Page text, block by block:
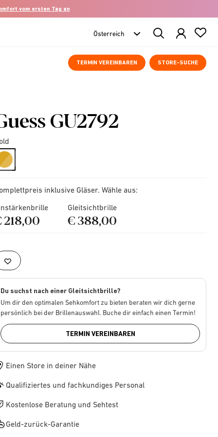
vom ersten Tag an
Search
Products
TERMIN VEREINBAREN STORE-SUCHE
GU2792
selected
inklusive Gläser. Wähle aus:
218,00
Gleitsichtbrille
€ 388,00
Du suchst nach einer Gleitsichtbrille?
Um dir den optimalen Sehkomfort zu bieten beraten wir dich gerne
persönlich bei der Brillenauswahl. Buche dir einfach einen Termin!
TERMIN VEREINBAREN
Einen Store in deiner Nähe
Qualifiziertes und fachkundiges Personal
Kostenlose Beratung und Sehtest
Geld-zurück-Garantie